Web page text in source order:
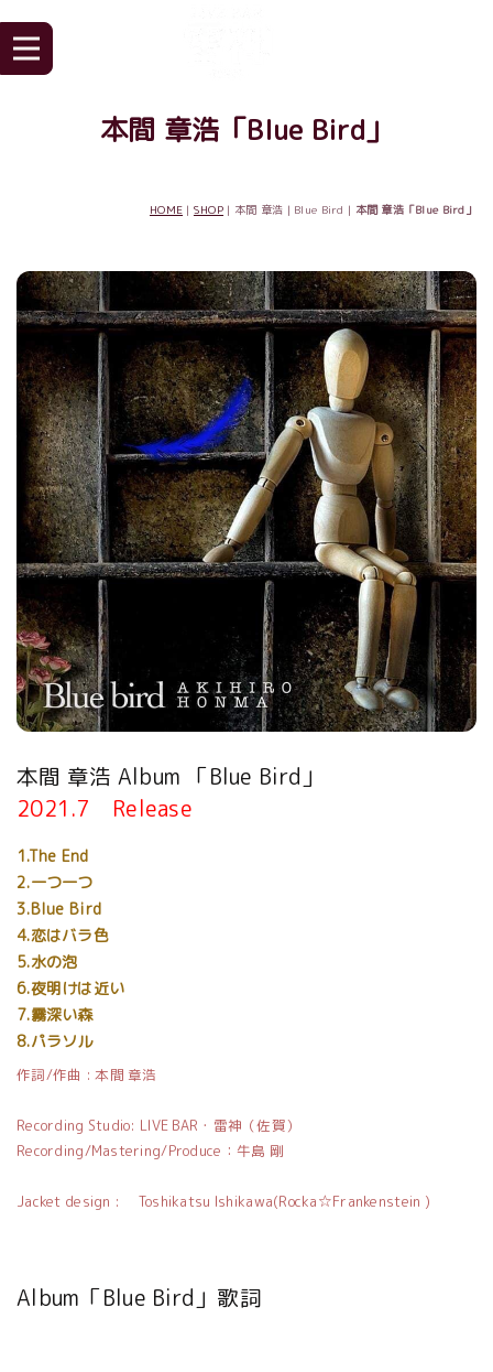
本間 章浩「Blue Bird」
HOME | SHOP | 本間 章浩 | Blue Bird | 本間 章浩「Blue Bird」
本間 章浩 Album 「Blue Bird」
2021.7 Release
1.The End
2.一つ一つ
3.Blue Bird
4.恋はバラ色
5.水の泡
6.夜明けは近い
7.霧深い森
8.パラソル
作詞/作曲 : 本間 章浩
Recording Studio: LIVE BAR・雷神（佐賀）
Recording/Mastering/Produce：牛島 剛
Jacket design : Toshikatsu Ishikawa(Rocka☆Frankenstein )
Album「Blue Bird」歌詞